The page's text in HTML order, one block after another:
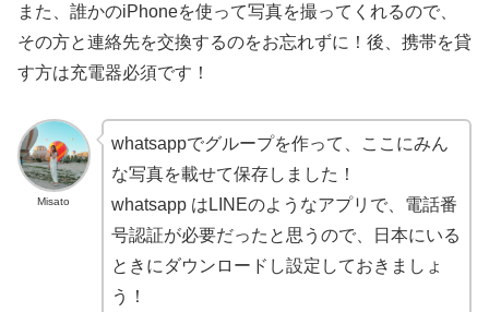
また、誰かのiPhoneを使って写真を撮ってくれるので、
その方と連絡先を交換するのをお忘れずに！後、携帯を貸
す方は充電器必須です！
Misato
whatsappでグループを作って、ここにみん
な写真を載せて保存しました！
whatsapp はLINEのようなアプリで、電話番
号認証が必要だったと思うので、日本にいる
ときにダウンロードし設定しておきましょ
う！